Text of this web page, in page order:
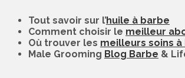
Tout savoir sur l’huile à barbe
Comment choisir le meilleur
Où trouver les meilleurs soins à
Male Grooming Blog Barbe &